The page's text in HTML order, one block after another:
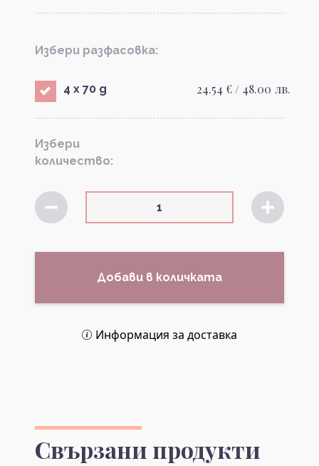
Избери разфасовка:
4 x 70 g 24.54 € / 48.00 лв.
Избери
количество:
Добави в количката
Информация за доставка
Свързани продукти